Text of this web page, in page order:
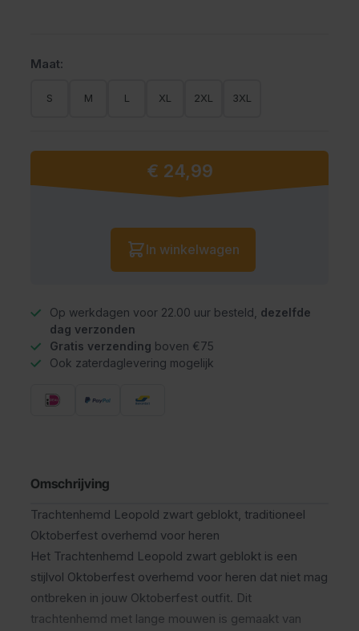
Maat:
S M L XL 2XL 3XL
Vanaf:
€ 24,99
Aantal
In winkelwagen
Op werkdagen voor 22.00 uur besteld, dezelfde
dag verzonden
Gratis verzending boven €75
Ook zaterdaglevering mogelijk
Omschrijving
Trachtenhemd Leopold zwart geblokt, traditioneel
Oktoberfest overhemd voor heren
Het Trachtenhemd Leopold zwart geblokt is een
stijlvol Oktoberfest overhemd voor heren dat niet mag
ontbreken in jouw Oktoberfest outfit. Dit
trachtenhemd met lange mouwen is gemaakt van